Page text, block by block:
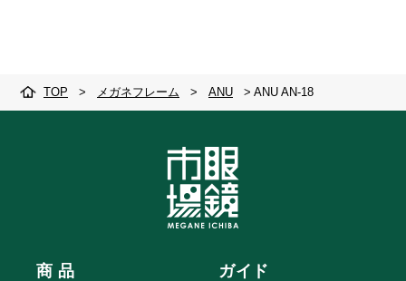
TOP > メガネフレーム > ANU > ANU AN-18
商 品 ガイド